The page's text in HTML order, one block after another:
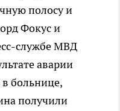
полосу и
Фокус и
службе МВД
аварии
больнице,
получили